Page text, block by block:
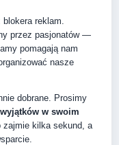
reklam.
przez pasjonatów —
pomagają nam
nasze
dobrane. Prosimy
w swoim
zajmie kilka sekund, a